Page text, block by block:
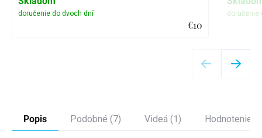
€10
Popis Podobné (7) Videá (1) Hodnotenie